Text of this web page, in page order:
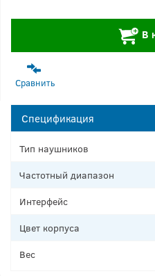
+В
Сравнить
Спецификация
Тип наушников
Частотный диапазон
Интерфейс
Цвет корпуса
Вес